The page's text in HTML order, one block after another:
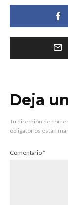
Deja
Tu dirección de
obligatorios están
Comentario*